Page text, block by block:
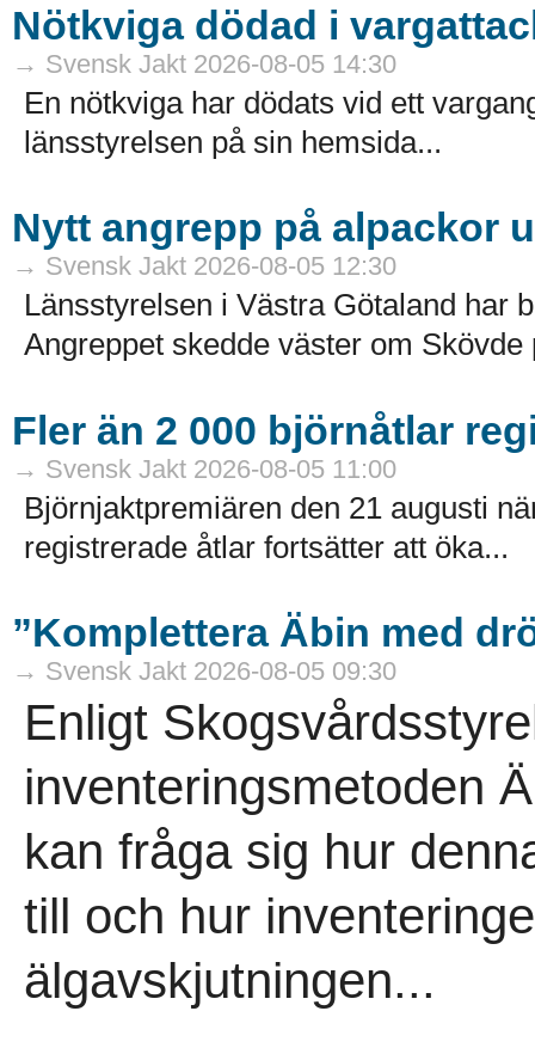
Nötkviga dödad i
→ Svensk Jakt 2026-08-05 14:30
En nötkviga har dödats vid ett
länsstyrelsen på sin hemsida...
Nytt angrepp på alpackor
→ Svensk Jakt 2026-08-05 12:30
Länsstyrelsen i Västra Götaland har
Angreppet skedde väster om Skövde
Fler än 2 000 björnåtlar
→ Svensk Jakt 2026-08-05 11:00
Björnjaktpremiären den 21 augusti
registrerade åtlar fortsätter att öka...
”Komplettera Äbin med
→ Svensk Jakt 2026-08-05 09:30
Enligt
inventeringsmetoden
kan fråga sig hur
till och hur
älgavskjutningen...